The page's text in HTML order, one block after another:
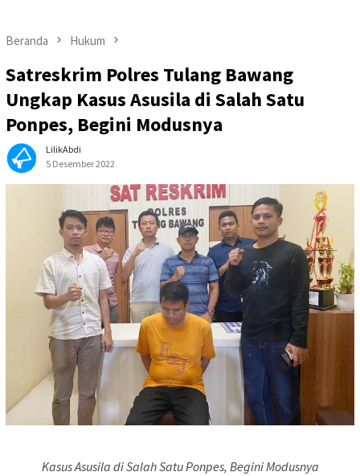
Beranda Hukum
Satreskrim Polres Tulang Bawang
Ungkap Kasus Asusila di Salah Satu
Ponpes, Begini Modusnya
LilikAbdi
5 Desember 2022
Kasus Asusila di Salah Satu Ponpes, Begini Modusnya